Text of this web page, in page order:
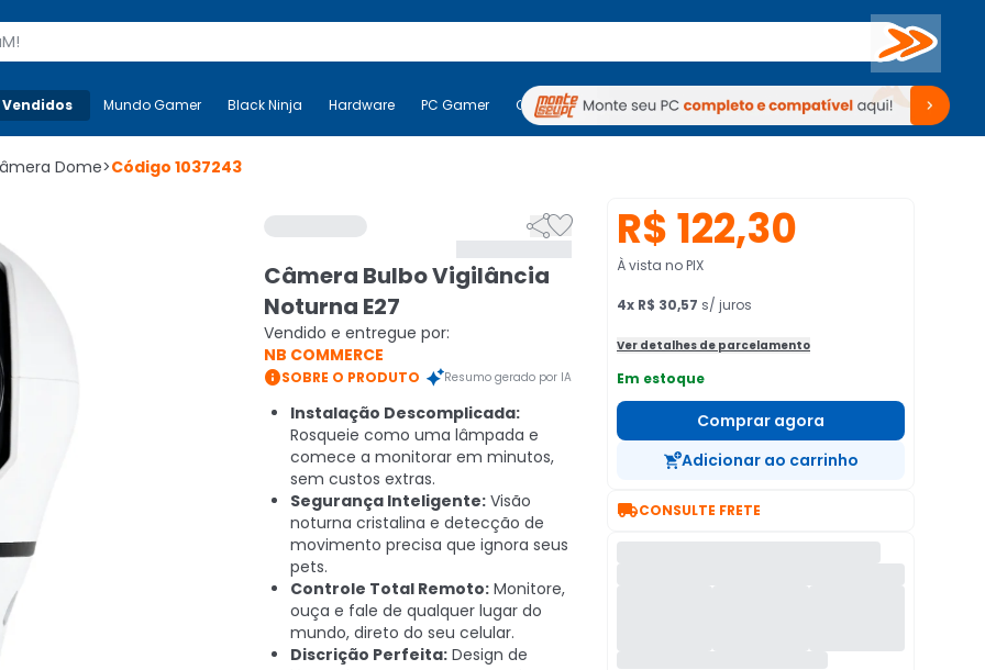
Buscar
Mais-v- Mundo Gamer Black Ninja Hardware PC Gamer Computadores Periféricos TV Venda no KaBuM!
Mundo Gamer Black Ninja Hardware PC Gamer Computadores Periféricos TV Venda no KaBuM!
Dome>Código 1037243

Câmera Bulbo Vigilância
Noturna E27
Vendido e entregue por:
NB COMMERCE
SOBRE O PRODUTO Resumo gerado por IA
Instalação Descomplicada:
Rosqueie como uma lâmpada e
comece a monitorar em minutos,
sem custos extras.
Segurança Inteligente: Visão
noturna cristalina e detecção de
movimento precisa que ignora seus
pets.
Controle Total Remoto: Monitore,
ouça e fale de qualquer lugar do
mundo, direto do seu celular.
Discrição Perfeita: Design de
R$ 122,30
À vista no PIX
4x R$ 30,57 s/ juros
Ver detalhes de parcelamento
Em estoque
Comprar agora
Adicionar ao carrinho
CONSULTE FRETE